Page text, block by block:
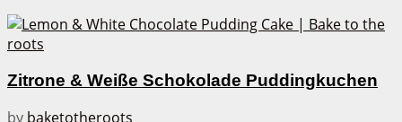
Zitrone & Weiße Schokolade Puddingkuchen
by baketotheroots